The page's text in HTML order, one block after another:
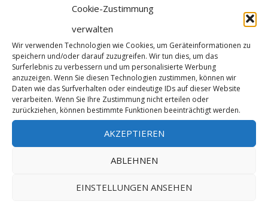
Cookie-Zustimmung
verwalten
Wir verwenden Technologien wie Cookies, um Geräteinformationen zu
speichern und/oder darauf zuzugreifen. Wir tun dies, um das
Surferlebnis zu verbessern und um personalisierte Werbung
anzuzeigen. Wenn Sie diesen Technologien zustimmen, können wir
Daten wie das Surfverhalten oder eindeutige IDs auf dieser Website
verarbeiten. Wenn Sie Ihre Zustimmung nicht erteilen oder
zurückziehen, können bestimmte Funktionen beeinträchtigt werden.
AKZEPTIEREN
ABLEHNEN
EINSTELLUNGEN ANSEHEN
Fabian Buhl wiederholt Alex
Honnold Highball „Too big to flail“
19. Dezember 2017